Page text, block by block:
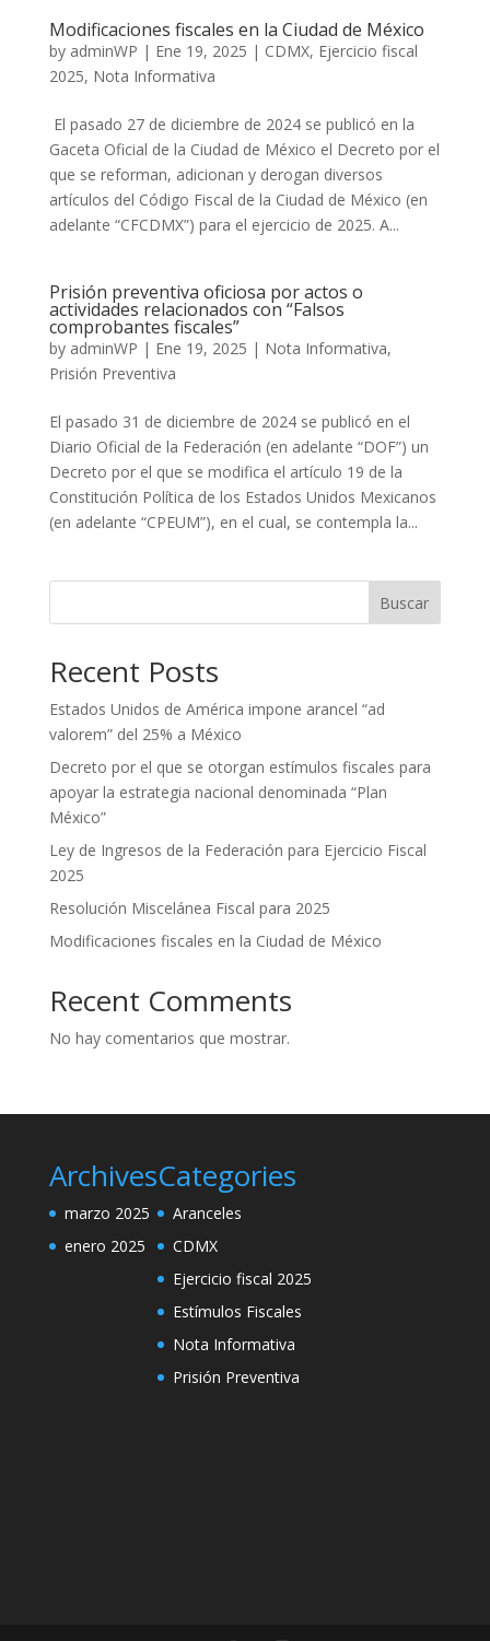
Modificaciones fiscales en la Ciudad de México
by adminWP | Ene 19, 2025 | CDMX, Ejercicio fiscal
2025, Nota Informativa
El pasado 27 de diciembre de 2024 se publicó en la
Gaceta Oficial de la Ciudad de México el Decreto por el
que se reforman, adicionan y derogan diversos
artículos del Código Fiscal de la Ciudad de México (en
adelante “CFCDMX”) para el ejercicio de 2025. A...
Prisión preventiva oficiosa por actos o
actividades relacionados con “Falsos
comprobantes fiscales”
by adminWP | Ene 19, 2025 | Nota Informativa,
Prisión Preventiva
El pasado 31 de diciembre de 2024 se publicó en el
Diario Oficial de la Federación (en adelante “DOF”) un
Decreto por el que se modifica el artículo 19 de la
Constitución Política de los Estados Unidos Mexicanos
(en adelante “CPEUM”), en el cual, se contempla la...
Buscar
Recent Posts
Estados Unidos de América impone arancel “ad
valorem” del 25% a México
Decreto por el que se otorgan estímulos fiscales para
apoyar la estrategia nacional denominada “Plan
México”
Ley de Ingresos de la Federación para Ejercicio Fiscal
2025
Resolución Miscelánea Fiscal para 2025
Modificaciones fiscales en la Ciudad de México
Recent Comments
No hay comentarios que mostrar.
Archives
marzo 2025
enero 2025
Categories
Aranceles
CDMX
Ejercicio fiscal 2025
Estímulos Fiscales
Nota Informativa
Prisión Preventiva